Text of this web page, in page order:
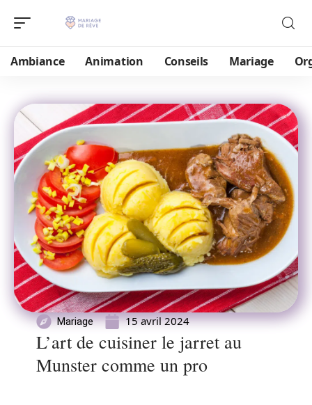
Ambiance Animation Conseils Mariage
Mariage 15 avril 2024
L’art de cuisiner le jarret au
Munster comme un pro